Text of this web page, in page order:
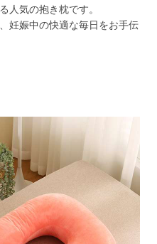
人気の抱き枕です。
妊娠中の快適な毎日をお手伝